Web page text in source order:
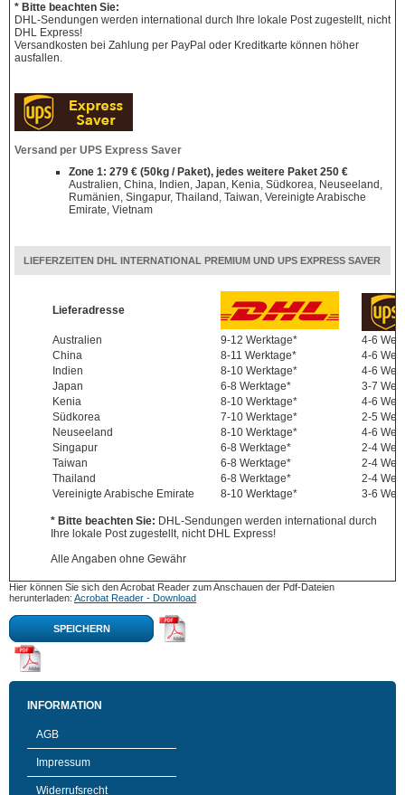
* Bitte beachten Sie:
DHL-Sendungen werden international durch Ihre lokale Post zugestellt, nicht
DHL Express!
Versandkosten bei Zahlung per PayPal oder Kreditkarte können höher
ausfallen.
Versand per UPS Express Saver
Zone 1: 279 € (50kg / Paket), jedes weitere Paket 250 €
Australien, China, Indien, Japan, Kenia, Südkorea, Neuseeland,
Rumänien, Singapur, Thailand, Taiwan, Vereinigte Arabische
Emirate, Vietnam
LIEFERZEITEN DHL INTERNATIONAL PREMIUM UND UPS EXPRESS SAVER
Lieferadresse
Australien 9-12 Werktage*
4-6
China
8-11 Werktage*
4-6
Indien
8-10 Werktage*
4-6
Japan
6-8 Werktage*
3-7
Kenia
8-10 Werktage*
4-6
Südkorea
7-10 Werktage*
2-5
Neuseeland
8-10 Werktage*
4-6
Singapur
6-8 Werktage*
2-4
Taiwan
6-8 Werktage*
2-4
Thailand
6-8 Werktage*
2-4
Vereinigte Arabische Emirate
8-10 Werktage* 3-6
* Bitte beachten Sie: DHL-Sendungen werden international durch
Ihre lokale Post zugestellt, nicht DHL Express!
Alle Angaben ohne Gewähr
Hier können Sie sich den Acrobat Reader zum Anschauen der Pdf-Dateien
herunterladen: Acrobat Reader - Download
SPEICHERN
INFORMATION
AGB
Impressum
Widerrufsrecht